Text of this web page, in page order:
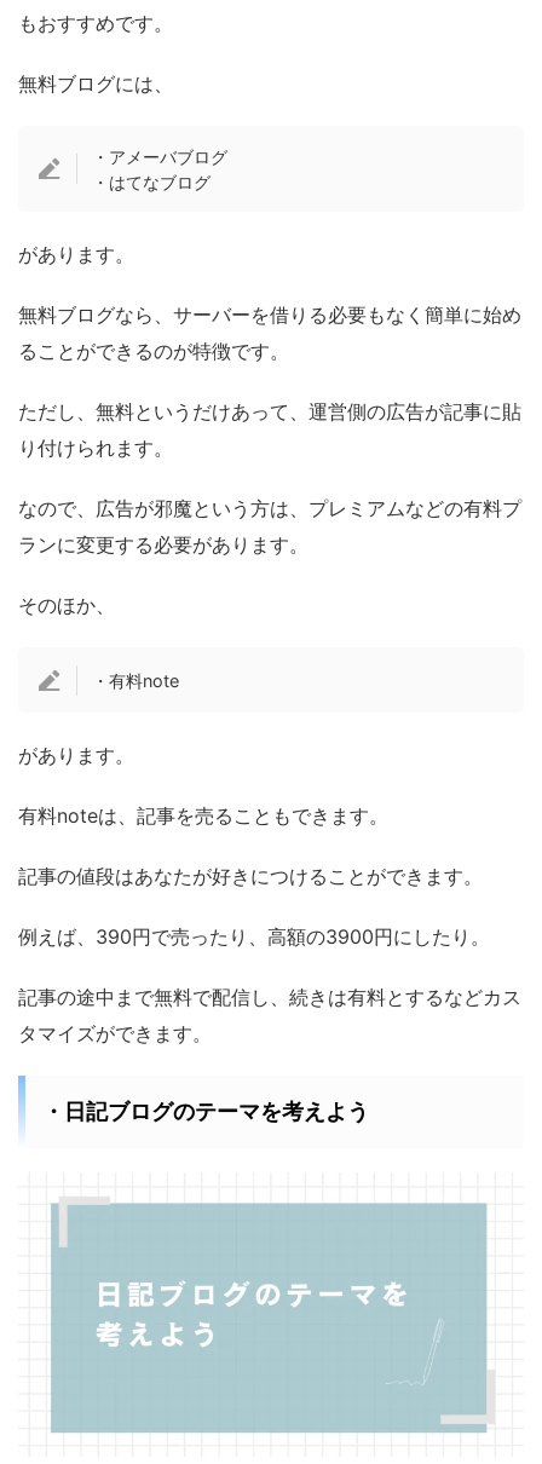
もおすすめです。
無料ブログには、
・アメーバブログ
・はてなブログ
があります。
無料ブログなら、サーバーを借りる必要もなく簡単に始め
ることができるのが特徴です。
ただし、無料というだけあって、運営側の広告が記事に貼
り付けられます。
なので、広告が邪魔という方は、プレミアムなどの有料プ
ランに変更する必要があります。
そのほか、
・有料note
があります。
有料noteは、記事を売ることもできます。
記事の値段はあなたが好きにつけることができます。
例えば、390円で売ったり、高額の3900円にしたり。
記事の途中まで無料で配信し、続きは有料とするなどカス
タマイズができます。
・日記ブログのテーマを考えよう